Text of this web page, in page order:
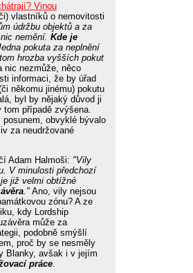
Vinou
vlastníků o nemovitosti
údržbu objektů a za
nemění. Kde je
pokuta za neplnění
hrozba vyšších pokut
nic nezmůže, něco
informaci, že by úřad
někomu jinému) pokutu
byl by nějaký důvod ji
tom případě zvýšena.
obvyklé bývalo
za neudržované
Adam Halmoši: "Vily
V minulosti předchozí
již velmi obtížné
."Ano, vily nejsou
zónu? A ze
kdy Lordship
může za
podobně smýšlí
proč by se nesměly
Blanky, avšak i v jejím
práce.